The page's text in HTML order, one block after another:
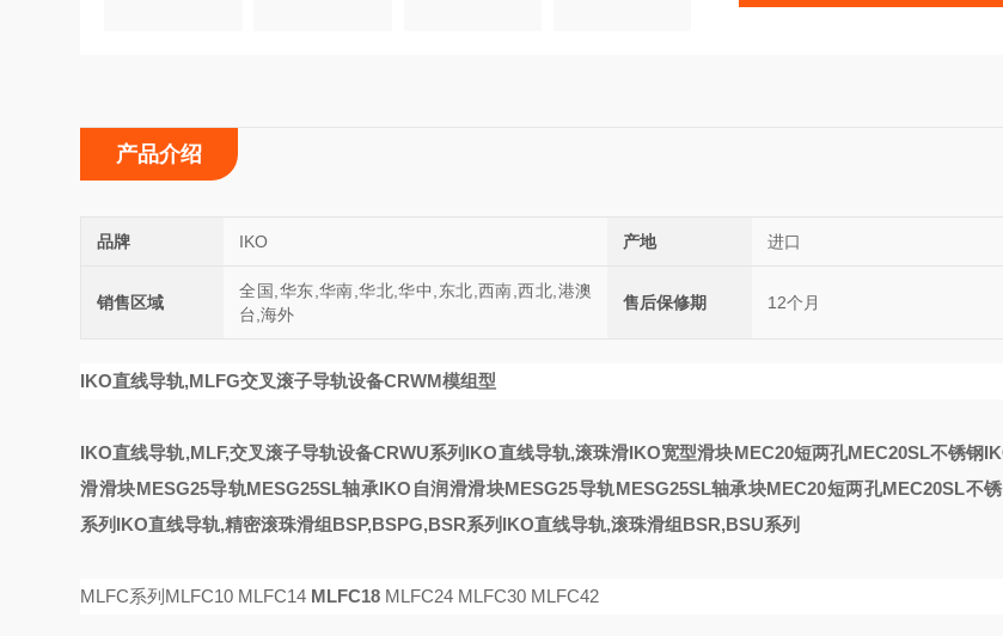
产品介绍
品牌 IKO 产地 进口
销售区域
全国,华东,华南,华北,华中,东北,西南,西北,港澳
台,海外
售后保修期 12个月
IKO直线导轨,MLFG交叉滚子导轨设备CRWM模组型
IKO直线导轨,MLF,交叉滚子导轨设备CRWU系列 IKO直线导轨,滚珠滑IKO宽型滑块MEC20短两孔MEC20SL不锈钢
滑滑块MESG25导轨MESG25SL轴承IKO自润滑滑块MESG25导轨MESG25SL轴承块MEC20短两孔MEC20SL不
系列 IKO直线导轨,精密滚珠滑组BSP,BSPG,BSR系列 IKO直线导轨,滚珠滑组BSR,BSU系列
MLFC系列MLFC10 MLFC14 MLFC18 MLFC24 MLFC30 MLFC42